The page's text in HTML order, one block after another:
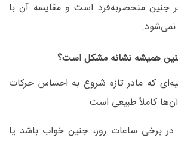
جنین منحصربه‌فرد است و مقایسه آن با
نمی‌شود.
همیشه نشانه مشکل است؟
که مادر تازه شروع به احساس حرکات
کاملاً طبیعی است.
برخی ساعات روز، جنین خواب باشد یا